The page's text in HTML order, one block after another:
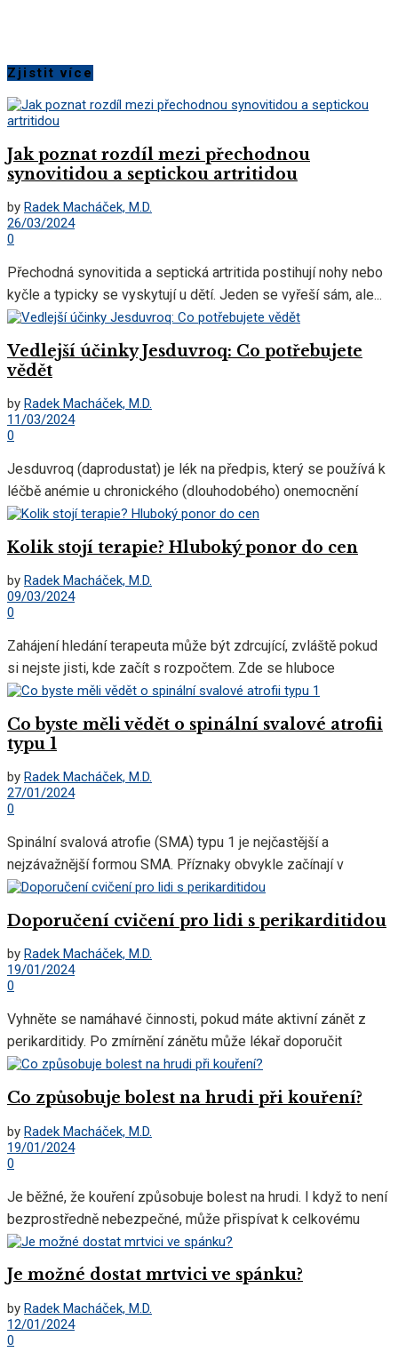
Zjistit více
Jak poznat rozdíl mezi přechodnou
synovitidou a septickou artritidou
by Radek Macháček, M.D.
26/03/2024
0
Přechodná synovitida a septická artritida postihují nohy nebo
kyčle a typicky se vyskytují u dětí. Jeden se vyřeší sám, ale...
Vedlejší účinky Jesduvroq: Co potřebujete
vědět
by Radek Macháček, M.D.
11/03/2024
0
Jesduvroq (daprodustat) je lék na předpis, který se používá k
léčbě anémie u chronického (dlouhodobého) onemocnění
ledvin. Jesduvroq může způsobit...
Kolik stojí terapie? Hluboký ponor do cen
by Radek Macháček, M.D.
09/03/2024
0
Zahájení hledání terapeuta může být zdrcující, zvláště pokud
si nejste jisti, kde začít s rozpočtem. Zde se hluboce
ponoříme do...
Co byste měli vědět o spinální svalové atrofii
typu 1
by Radek Macháček, M.D.
27/01/2024
0
Spinální svalová atrofie (SMA) typu 1 je nejčastější a
nejzávažnější formou SMA. Příznaky obvykle začínají v
prvních 6 měsících života....
Doporučení cvičení pro lidi s perikarditidou
by Radek Macháček, M.D.
19/01/2024
0
Vyhněte se namáhavé činnosti, pokud máte aktivní zánět z
perikarditidy. Po zmírnění zánětu může lékař doporučit
cvičení, která jsou bezpečná....
Co způsobuje bolest na hrudi při kouření?
by Radek Macháček, M.D.
19/01/2024
0
Je běžné, že kouření způsobuje bolest na hrudi. I když to není
bezprostředně nebezpečné, může přispívat k celkovému
poškození srdce...
Je možné dostat mrtvici ve spánku?
by Radek Macháček, M.D.
12/01/2024
0